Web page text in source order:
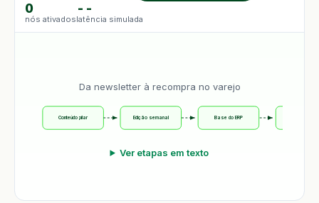
0
nós ativados
--
latência simulada
Da newsletter à recompra no varejo
Conteúdo pilar Edição semanal Base do ERP
Ver etapas em texto